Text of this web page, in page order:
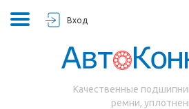
Вход
Качественные
ремни,